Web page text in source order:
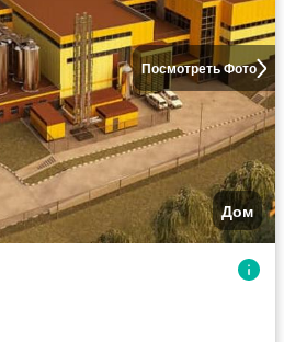
Посмотреть Фото
Дом